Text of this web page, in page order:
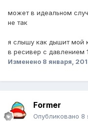
может в идеальном
не так
я слышу как дышит мой
в ресивер с давлением
Изменено 8 января,
Former
Опубликовано 8